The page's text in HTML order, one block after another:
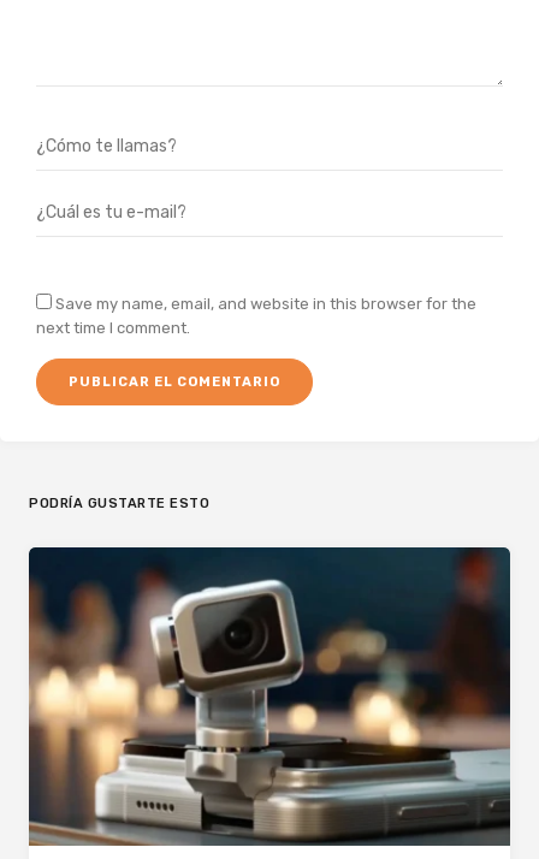
Save my name, email, and website in this browser for the
next time I comment.
PODRÍA GUSTARTE ESTO